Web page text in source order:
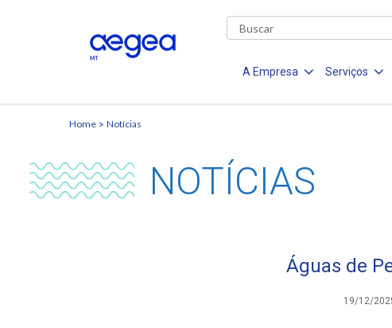
A Empresa Serviços
Home Notícias
NOTÍCIAS
Águas de
19/12/